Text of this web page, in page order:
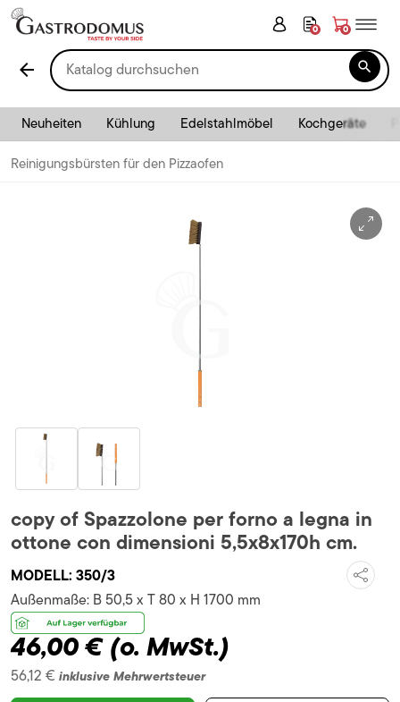
0 0
arrow_back 
Neuheiten Kühlung Edelstahlmöbel Kochgeräte
Reinigungsbürsten für den Pizzaofen
copy of Spazzolone per forno a legna in
ottone con dimensioni 5,5x8x170h cm.
MODELL: 350/3
Außenmaße: B 50,5 x T 80 x H 1700 mm
46,00 €(o. MwSt.)
56,12 € inklusive Mehrwertsteuer